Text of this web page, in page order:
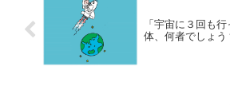
「宇宙に３回も
体、何者でしょう